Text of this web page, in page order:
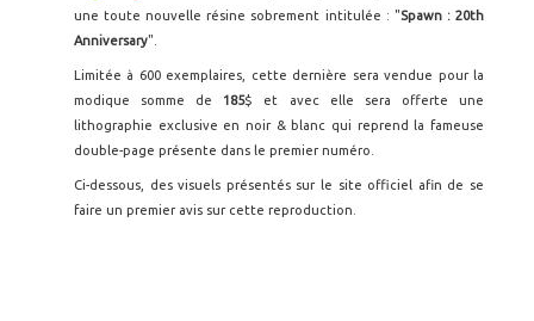
une toute nouvelle résine sobrement intitulée : "Spawn : 20th
Anniversary".
Limitée à 600 exemplaires, cette dernière sera vendue pour la
modique somme de 185$ et avec elle sera offerte une
lithographie exclusive en noir & blanc qui reprend la fameuse
double-page présente dans le premier numéro.
Ci-dessous, des visuels présentés sur le site officiel afin de se
faire un premier avis sur cette reproduction.